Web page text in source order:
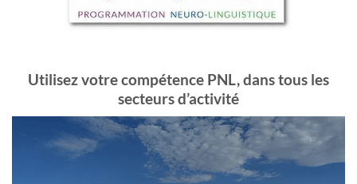
Utilisez votre compétence PNL, dans tous les
secteurs d’activité